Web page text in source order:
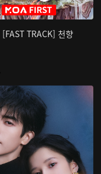
[FAST TRACK] 천향